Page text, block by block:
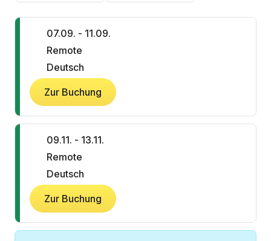
07.09. - 11.09.
Remote
Deutsch
Zur Buchung
09.11. - 13.11.
Remote
Deutsch
Zur Buchung